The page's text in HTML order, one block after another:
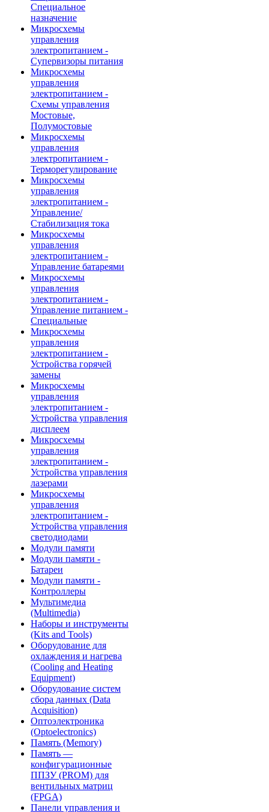
Специальное
назначение
Микросхемы
управления
электропитанием -
Супервизоры питания
Микросхемы
управления
электропитанием -
Схемы управления
Мостовые,
Полумостовые
Микросхемы
управления
электропитанием -
Терморегулирование
Микросхемы
управления
электропитанием -
Управление/
Стабилизация тока
Микросхемы
управления
электропитанием -
Управление батареями
Микросхемы
управления
электропитанием -
Управление питанием -
Специальные
Микросхемы
управления
электропитанием -
Устройства горячей
замены
Микросхемы
управления
электропитанием -
Устройства управления
дисплеем
Микросхемы
управления
электропитанием -
Устройства управления
лазерами
Микросхемы
управления
электропитанием -
Устройства управления
светодиодами
Модули памяти
Модули памяти -
Батареи
Модули памяти -
Контроллеры
Мультимедиа
(Multimedia)
Наборы и инструменты
(Kits and Tools)
Оборудование для
охлаждения и нагрева
(Cooling and Heating
Equipment)
Оборудование систем
сбора данных (Data
Acquisition)
Оптоэлектроника
(Optoelectronics)
Память (Memory)
Память —
конфигурационные
ППЗУ (PROM) для
вентильных матриц
(FPGA)
Панели управления и